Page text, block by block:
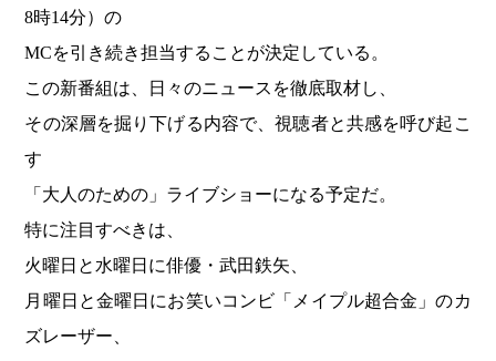
8時14分）の
MCを引き続き担当することが決定している。
この新番組は、日々のニュースを徹底取材し、
その深層を掘り下げる内容で、視聴者と共感を呼び起こ
す
「大人のための」ライブショーになる予定だ。
特に注目すべきは、
火曜日と水曜日に俳優・武田鉄矢、
月曜日と金曜日にお笑いコンビ「メイプル超合金」のカ
ズレーザー、